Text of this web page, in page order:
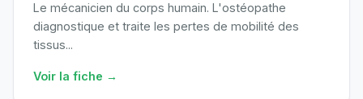
Le mécanicien du corps humain. L'ostéopathe
diagnostique et traite les pertes de mobilité des
tissus...
Voir la fiche →